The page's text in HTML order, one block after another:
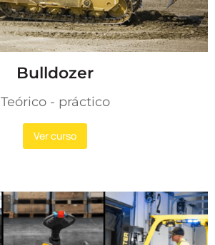
Bulldozer
Teórico - práctico
Ver curso